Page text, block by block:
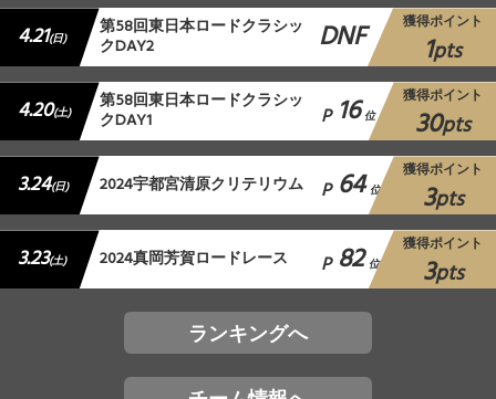
4.21(日) 第58回東日本ロードクラシッ
クDAY2 DNF 獲得ポイント
1pts
4.20(土) 第58回東日本ロードクラシッ
クDAY1 P 16 位
獲得ポイント
30pts
3.24(日) 2024宇都宮清原クリテリウム P 64 位
獲得ポイント
3pts
3.23(土) 2024真岡芳賀ロードレース P 82 位
獲得ポイント
3pts
ランキングへ